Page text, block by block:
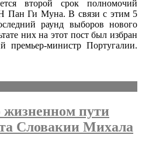
второй срок полномочий
Пан Ги Муна. В связи с этим 5
раунд выборов нового
них на этот пост был избран
премьер-министр Португалии.
пути
Словакии Михала